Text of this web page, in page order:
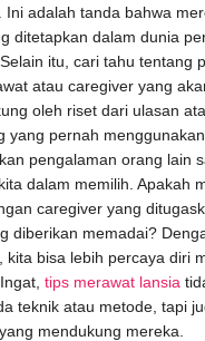
Ini adalah tanda bahwa
ditetapkan dalam dunia
itu, cari tahu tentang
atau caregiver yang
oleh riset dari ulasan
yang pernah
pengalaman orang lain
dalam memilih. Apakah
caregiver yang
diberikan memadai?
kita bisa lebih percaya diri
tips merawat lansia
teknik atau metode, tapi
mendukung mereka.